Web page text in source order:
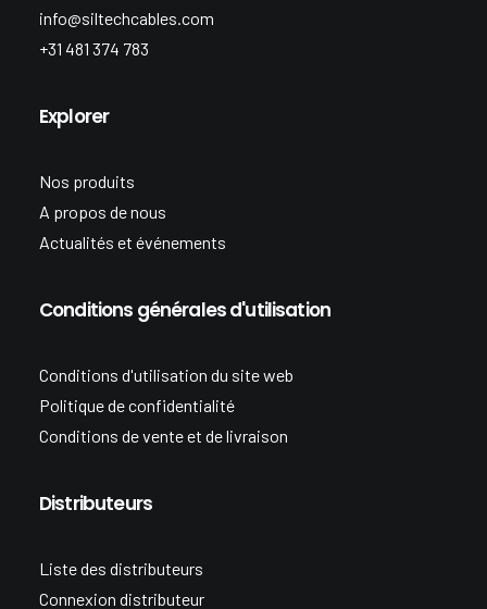
info@siltechcables.com
+31 481 374 783
Explorer
Nos produits
A propos de nous
Actualités et événements
Conditions générales d'utilisation
Conditions d'utilisation du site web
Politique de confidentialité
Conditions de vente et de livraison
Distributeurs
Liste des distributeurs
Connexion distributeur